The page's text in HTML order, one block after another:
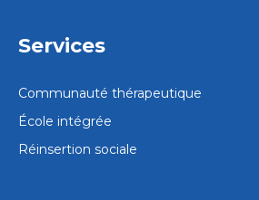
Services
Communauté thérapeutique
École intégrée
Réinsertion sociale